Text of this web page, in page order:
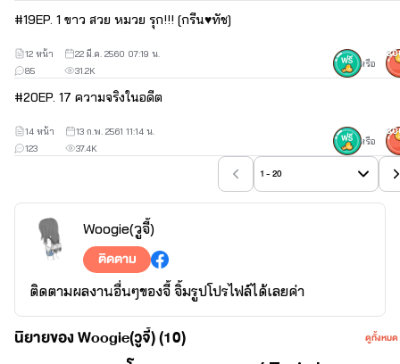
#19EP. 1 ขาว สวย หมวย รุก!!! [กรีน♥ทัช]
31.2K
85
12 หน้า
22 มี.ค. 2560 07:19 น.
หรือ
#20EP. 17 ความจริงในอดีต
37.4K
123
14 หน้า
13 ก.พ. 2561 11:14 น.
หรือ
1 - 20
Woogie(วูจี้)
ติดตาม
ติดตามผลงานอื่นๆของจี้ จิ้มรูปโปรไฟล์ได้เลยค่า
นิยายของ Woogie(วูจี้) (10) ดูทั้งหมด